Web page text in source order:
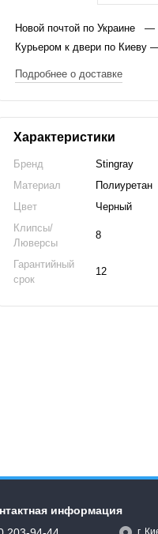
Новой почтой по Украине —
Курьером к двери по Киеву
Подробнее о доставке
Характеристики
Бренд
Stingray
Материал
Полиуретан
Цвет
Черный
Клипсы/
Люверсы
8
Гарантийный
срок
12
информация
г.